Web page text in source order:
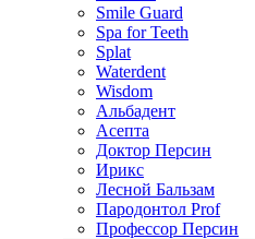
Smile Guard
Spa for Teeth
Splat
Waterdent
Wisdom
Альбадент
Асепта
Доктор Персин
Ирикс
Лесной Бальзам
Пародонтол Prof
Профессор Персин